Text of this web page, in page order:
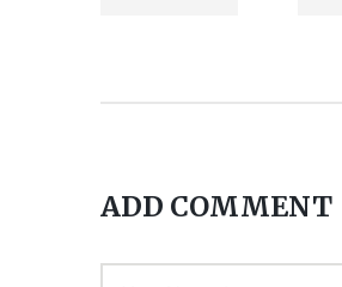
ADD COMMENT